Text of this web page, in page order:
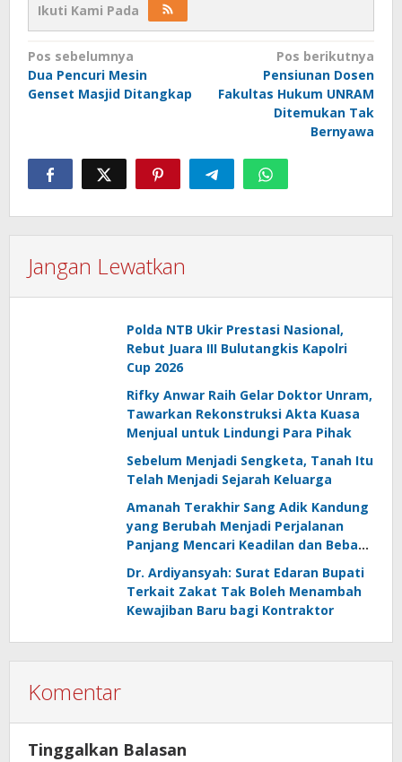
Ikuti Kami Pada
Navigasi
pos
Pos sebelumnya
Dua Pencuri Mesin
Genset Masjid Ditangkap
Pos berikutnya
Pensiunan Dosen
Fakultas Hukum UNRAM
Ditemukan Tak
Bernyawa
Jangan Lewatkan
Polda NTB Ukir Prestasi Nasional,
Rebut Juara III Bulutangkis Kapolri
Cup 2026
Rifky Anwar Raih Gelar Doktor Unram,
Tawarkan Rekonstruksi Akta Kuasa
Menjual untuk Lindungi Para Pihak
Sebelum Menjadi Sengketa, Tanah Itu
Telah Menjadi Sejarah Keluarga
Amanah Terakhir Sang Adik Kandung
yang Berubah Menjadi Perjalanan
Panjang Mencari Keadilan dan Beban
Seumur Hidup
Dr. Ardiyansyah: Surat Edaran Bupati
Terkait Zakat Tak Boleh Menambah
Kewajiban Baru bagi Kontraktor
Komentar
Tinggalkan Balasan